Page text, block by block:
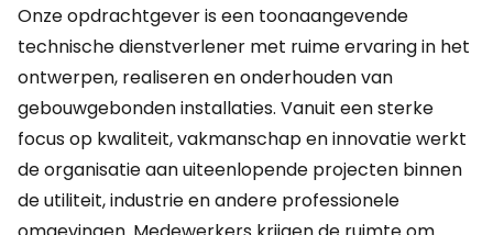
Onze opdrachtgever is een toonaangevende
technische dienstverlener met ruime ervaring in het
ontwerpen, realiseren en onderhouden van
gebouwgebonden installaties. Vanuit een sterke
focus op kwaliteit, vakmanschap en innovatie werkt
de organisatie aan uiteenlopende projecten binnen
de utiliteit, industrie en andere professionele